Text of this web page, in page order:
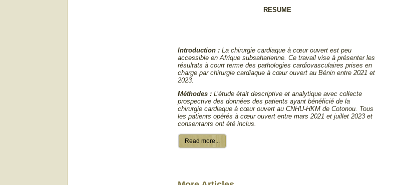
RESUME
Introduction : La chirurgie cardiaque à cœur ouvert est peu
accessible en Afrique subsaharienne. Ce travail vise à présenter les
résultats à court terme des pathologies cardiovasculaires prises en
charge par chirurgie cardiaque à cœur ouvert au Bénin entre 2021 et
2023.
Méthodes :L’étude était descriptive et analytique avec collecte
prospective des données des patients ayant bénéficié de la
chirurgie cardiaque à cœur ouvert au CNHU-HKM de Cotonou. Tous
les patients opérés à cœur ouvert entre mars 2021 et juillet 2023 et
consentants ont été inclus.
Read more...